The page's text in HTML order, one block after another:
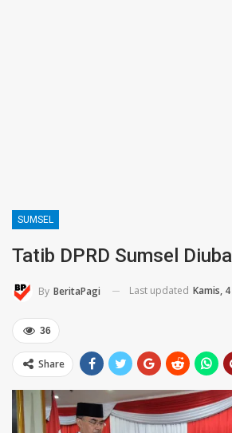
SUMSEL
Tatib DPRD Sumsel
By BeritaPagi Last updated Kamis,
36
Share